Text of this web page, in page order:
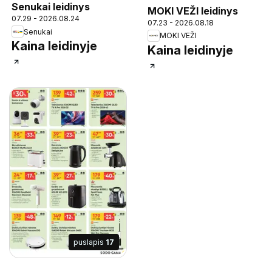
Senukai leidinys
07.29 - 2026.08.24
Senukai
Kaina leidinyje
MOKI VEŽI leidinys
07.23 - 2026.08.18
MOKI VEŽI
Kaina leidinyje
puslapis 17